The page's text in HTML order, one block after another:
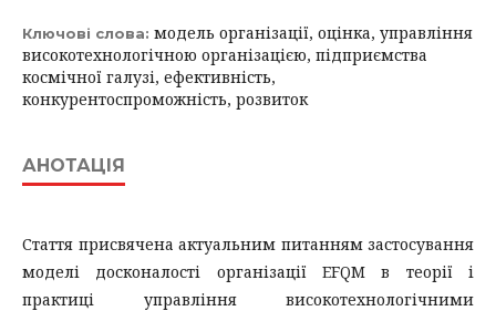
Ключові слова: модель організації, оцінка, управління
високотехнологічною організацією, підприємства
космічної галузі, ефективність,
конкурентоспроможність, розвиток
АНОТАЦІЯ
Стаття присвячена актуальним питанням застосування
моделі досконалості організації EFQM в теорії і
практиці управління високотехнологічними